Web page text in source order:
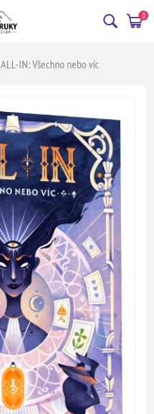
0
ALL-IN: Všechno nebo víc